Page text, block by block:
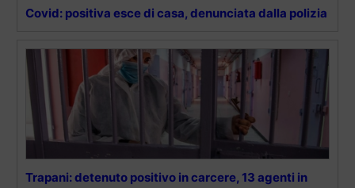
Covid: positiva esce di casa, denunciata dalla polizia
Trapani: detenuto positivo in carcere, 13 agenti in